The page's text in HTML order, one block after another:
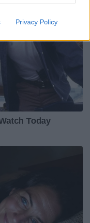
Privacy Policy